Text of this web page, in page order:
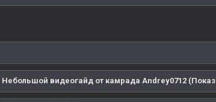
видеогайд от камрада Andrey0712